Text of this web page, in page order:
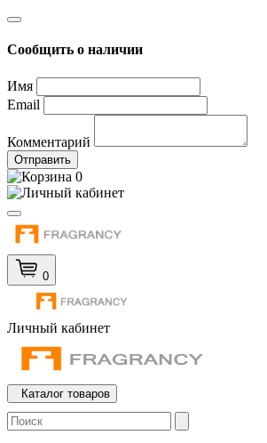
Сообщить о наличии
Имя
Email
Комментарий
Отправить
0
0
Личный кабинет
Каталог товаров